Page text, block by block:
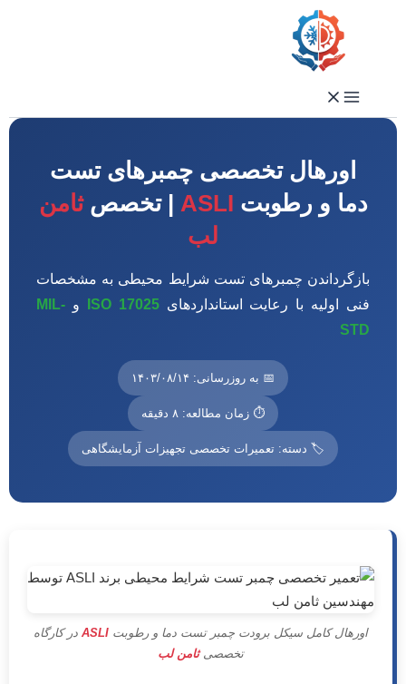
اورهال تخصصی چمبرهای تست
دما و رطوبت ASLI | تخصصثامن
لب
بازگرداندن چمبرهای تست شرایط محیطی به مشخصات
فنی اولیه با رعایت استانداردهایISO 17025 و MIL-
STD
📅 به روزرسانی: ۱۴۰۳/۰۸/۱۴
⏱ زمان مطالعه: ۸ دقیقه
🏷 دسته: تعمیرات تخصصی تجهیزات آزمایشگاهی
اورهال کامل سیکل برودت چمبر تست دما و رطوبت ASLI در کارگاه
تخصصیثامن لب